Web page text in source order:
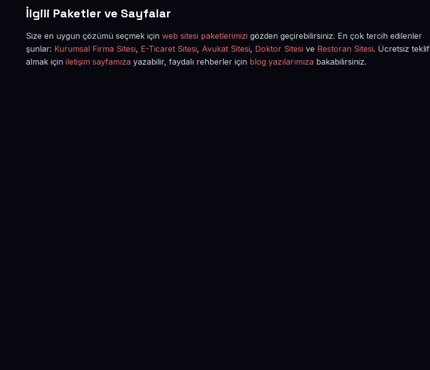
İlgili Paketler ve Sayfalar
Size en uygun çözümü seçmek için web sitesi paketlerimizi gözden geçirebilirsiniz. En çok tercih edilenler
şunlar: Kurumsal Firma Sitesi, E-Ticaret Sitesi, Avukat Sitesi, Doktor Sitesi ve Restoran Sitesi. Ücretsiz teklif
almak için iletişim sayfamıza yazabilir, faydalı rehberler için blog yazılarımıza bakabilirsiniz.